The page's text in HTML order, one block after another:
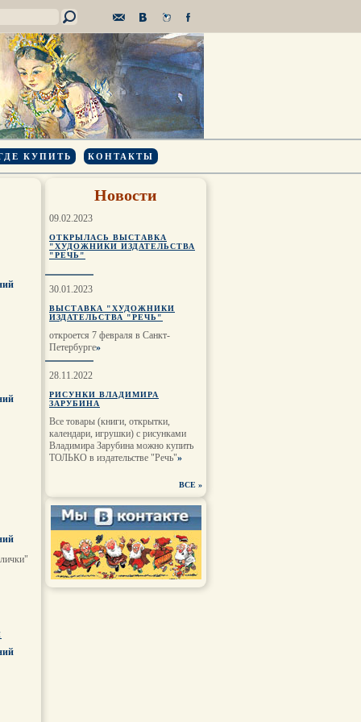
КУПИТЬ КОНТАКТЫ
Новости
09.02.2023
ОТКРЫЛАСЬ ВЫСТАВКА
"ХУДОЖНИКИ ИЗДАТЕЛЬСТВА
"РЕЧЬ"
30.01.2023
ВЫСТАВКА "ХУДОЖНИКИ
ИЗДАТЕЛЬСТВА "РЕЧЬ"
откроется 7 февраля в Санкт-
Петербурге»
28.11.2022
РИСУНКИ ВЛАДИМИРА
ЗАРУБИНА
Все товары (книги, открытки,
календари, игрушки) с рисунками
Владимира Зарубина можно купить
ТОЛЬКО в издательстве "Речь"»
ВСЕ »